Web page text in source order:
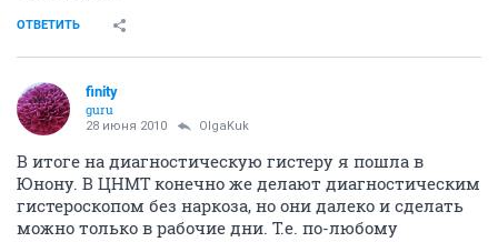
ОТВЕТИТЬ
finity
guru
28 июня 2010 OlgaKuk
В итоге на диагностическую гистеру я пошла в
Юнону. В ЦНМТ конечно же делают диагностическим
гистероскопом без наркоза, но они далеко и сделать
можно только в рабочие дни. Т.е. по-любому